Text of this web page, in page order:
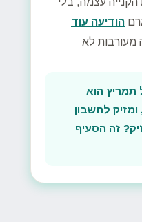
הודיעה עוד
מעורבות לא
תמריץ הוא
לחשבון
זה הסעיף